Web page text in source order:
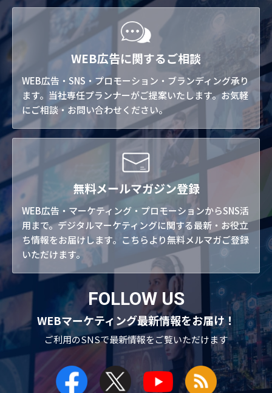
WEB広告に関するご相談
WEB広告・SNS・プロモーション・ブランディング承り
ます。当社専任プランナーがご提案いたします。お気軽
にご相談・お問い合わせください。
無料メールマガジン登録
WEB広告・マーケティング・プロモーションからSNS活
用まで。デジタルマーケティングに関する最新・お役立
ち情報をお届けします。こちらより無料メルマガご登録
いただけます。
FOLLOW US
WEBマーケティング最新情報をお届け！
ご利用のSNSで最新情報をご覧いただけます